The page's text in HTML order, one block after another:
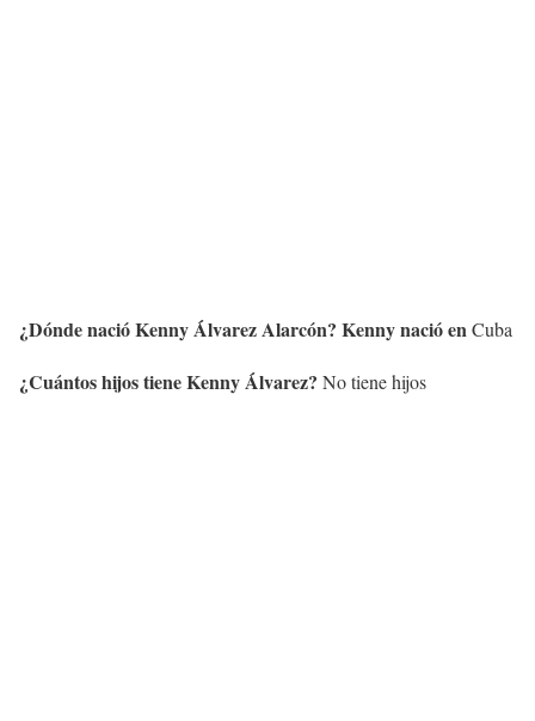
¿Dónde nacióKenny Álvarez Alarcón? Kennynació enCuba
¿Cuántos hijos tieneKenny Álvarez? No tiene hijos